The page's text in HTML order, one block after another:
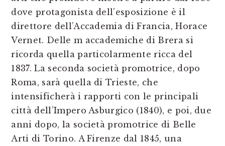
dove protagonista dell’esposizione è il
direttore dell’Accademia di Francia, Horace
Vernet. Delle m accademiche di Brera si
ricorda quella particolarmente ricca del
1837. La seconda società promotrice, dopo
Roma, sarà quella di Trieste, che
intensificherà i rapporti con le principali
città dell’Impero Asburgico (1840), e poi, due
anni dopo, la società promotrice di Belle
Arti di Torino. A Firenze dal 1845, una